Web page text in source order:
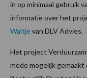
in op minimaal gebruik
informatie over het
Waltjevan DLV Advies.
Het project
mede mogelijk